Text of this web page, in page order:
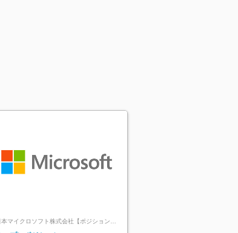
本マイクロソフト株式会社【ポジションマ
チ登録】